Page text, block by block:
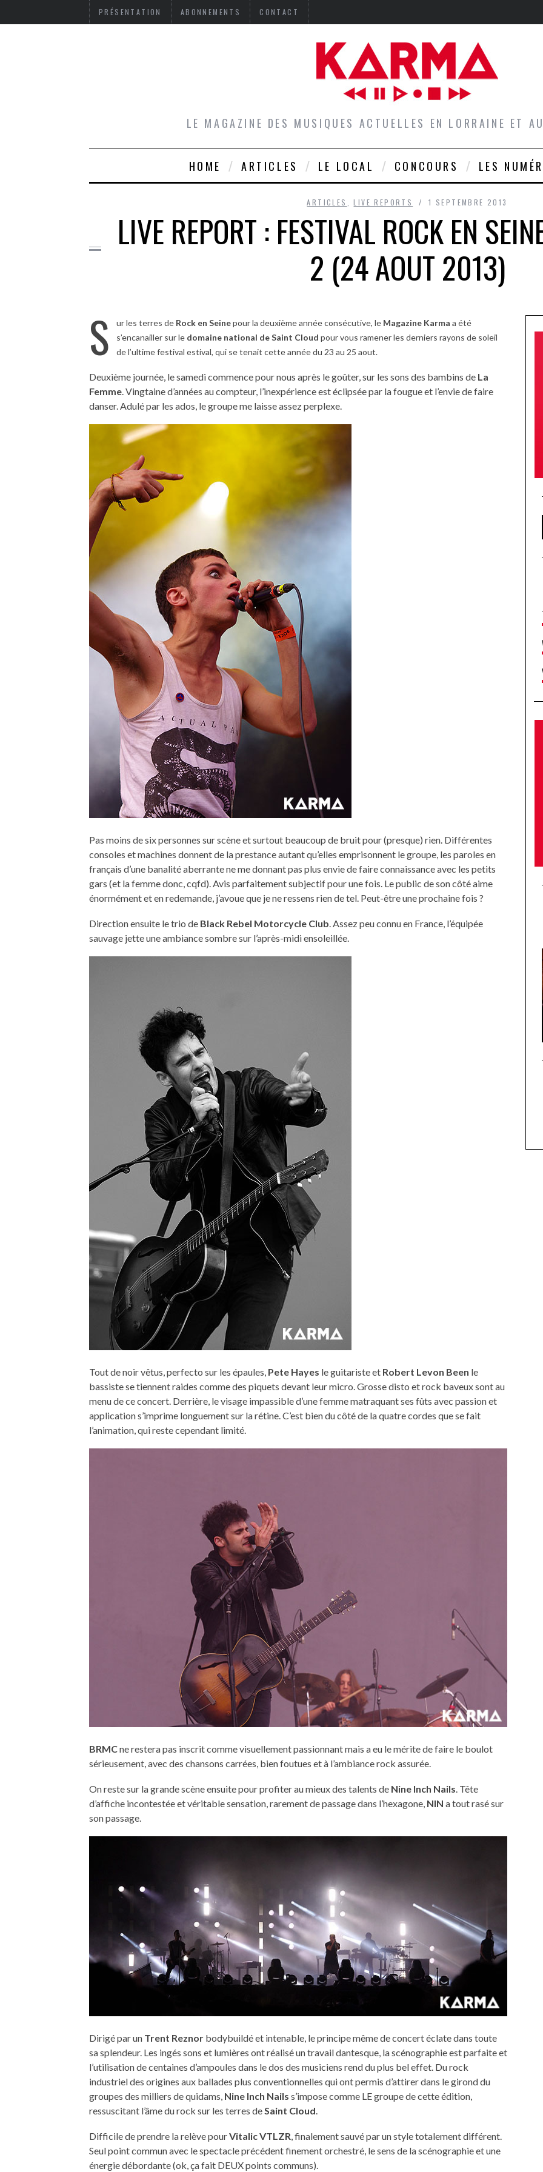
PRÉSENTATION ABONNEMENTS CONTACT
LE MAGAZINE DES MUSIQUES ACTUELLES EN LORRAINE ET
HOME ARTICLES LE LOCAL CONCOURS LES
ARTICLES ,LIVE REPORTS 1 SEPTEMBRE 2013
LIVE REPORT : FESTIVAL ROCK EN
2 (24 AOUT 2013)
S ur les terres de Rock en Seinepour la deuxième année consécutive, le Magazine Karma a été
s’encanailler sur le domaine national de Saint Cloud pour vous ramener les derniers rayons de soleil
de l’ultime festival estival, qui se tenait cette année du 23 au 25 aout.
Deuxième journée, le samedi commence pour nous après le goûter, sur les sons des bambins de La
Femme. Vingtaine d’années au compteur, l’inexpérience est éclipsée par la fougue et l’envie de faire
danser. Adulé par les ados, le groupe me laisse assez perplexe.
Pas moins de six personnes sur scène et surtout beaucoup de bruit pour (presque) rien. Différentes
consoles et machines donnent de la prestance autant qu’elles emprisonnent le groupe, les paroles en
français d’une banalité aberrante ne me donnant pas plus envie de faire connaissance avec les petits
gars (et la femme donc, cqfd). Avis parfaitement subjectif pour une fois. Le public de son côté aime
énormément et en redemande, j’avoue que je ne ressens rien de tel. Peut-être une prochaine fois ?
Direction ensuite le trio de Black Rebel Motorcycle Club. Assez peu connu en France, l’équipée
sauvage jette une ambiance sombre sur l’après-midi ensoleillée.
Tout de noir vêtus, perfecto sur les épaules, Pete Hayes le guitariste et Robert Levon Been le
bassiste se tiennent raides comme des piquets devant leur micro. Grosse disto et rock baveux sont au
menu de ce concert. Derrière, le visage impassible d’une femme matraquant ses fûts avec passion et
application s’imprime longuement sur la rétine. C’est bien du côté de la quatre cordes que se fait
l’animation, qui reste cependant limité.
BRMCne restera pas inscrit comme visuellement passionnant mais a eu le mérite de faire le boulot
sérieusement, avec des chansons carrées, bien foutues et à l’ambiance rock assurée.
On reste sur la grande scène ensuite pour profiter au mieux des talents de Nine Inch Nails. Tête
d’affiche incontestée et véritable sensation, rarement de passage dans l’hexagone, NIN a tout rasé sur
son passage.
Dirigé par un Trent Reznor bodybuildé et intenable, le principe même de concert éclate dans toute
sa splendeur. Les ingés sons et lumières ont réalisé un travail dantesque, la scénographie est parfaite et
l’utilisation de centaines d’ampoules dans le dos des musiciens rend du plus bel effet. Du rock
industriel des origines aux ballades plus conventionnelles qui ont permis d’attirer dans le girond du
groupes des milliers de quidams, Nine Inch Nails s’impose comme LE groupe de cette édition,
ressuscitant l’âme du rock sur les terres deSaint Cloud.
Difficile de prendre la relève pourVitalic VTLZR, finalement sauvé par un style totalement différent.
Seul point commun avec le spectacle précédent finement orchestré, le sens de la scénographie et une
énergie débordante (ok, ça fait DEUX points communs).